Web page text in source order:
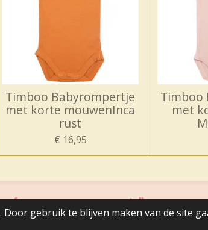
gebruik te blijven maken van de site
Timboo Babyrompertje
met korte mouwenInca
rust
€ 16,95
Timboo
met
het iets naar ons zin zijn"